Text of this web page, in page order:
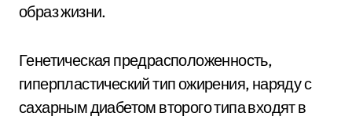
образ жизни.
Генетическая предрасположенность,
гиперпластический тип ожирения, наряду с
сахарным диабетом второго типа входят в